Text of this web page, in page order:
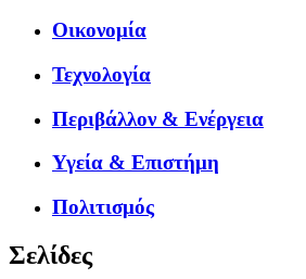
Οικονομία
Τεχνολογία
Περιβάλλον & Ενέργεια
Υγεία & Επιστήμη
Πολιτισμός
Σελίδες